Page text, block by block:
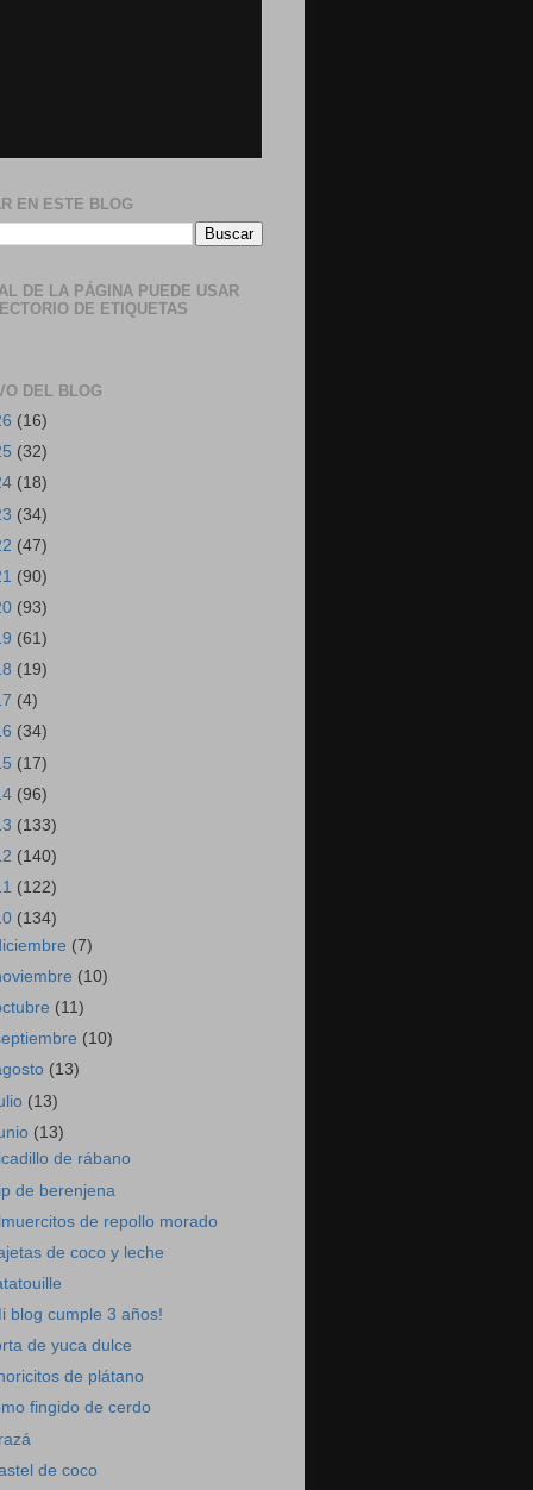
EN ESTE BLOG
DE LA PÁGINA PUEDE USAR
DE ETIQUETAS
DEL BLOG
(16)
(32)
(18)
(34)
(47)
(90)
(93)
(61)
(19)
(4)
(34)
(17)
(96)
(133)
(140)
(122)
(134)
(7)
(10)
(11)
(10)
(13)
(13)
(13)
de rábano
de berenjena
de repollo morado
de coco y leche
blog cumple 3 años!
de yuca dulce
de plátano
fingido de cerdo
de coco